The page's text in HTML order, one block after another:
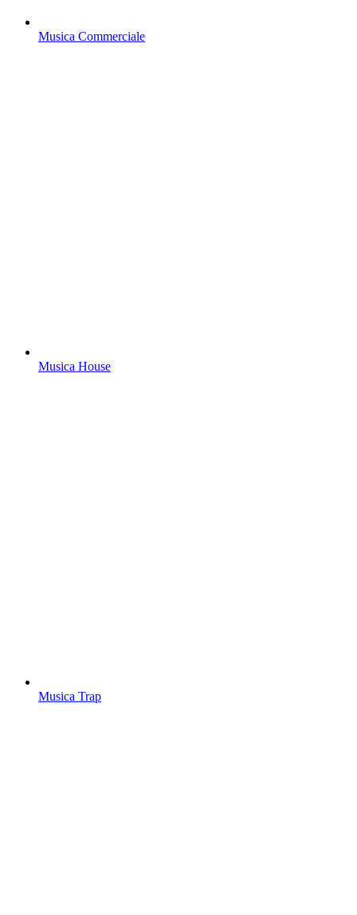
Musica Commerciale
Musica House
Musica Trap